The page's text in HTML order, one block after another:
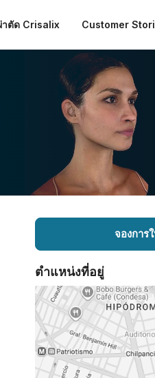
ตัด Crisalix Customer
จองการ
ตำแหน่งที่อยู่